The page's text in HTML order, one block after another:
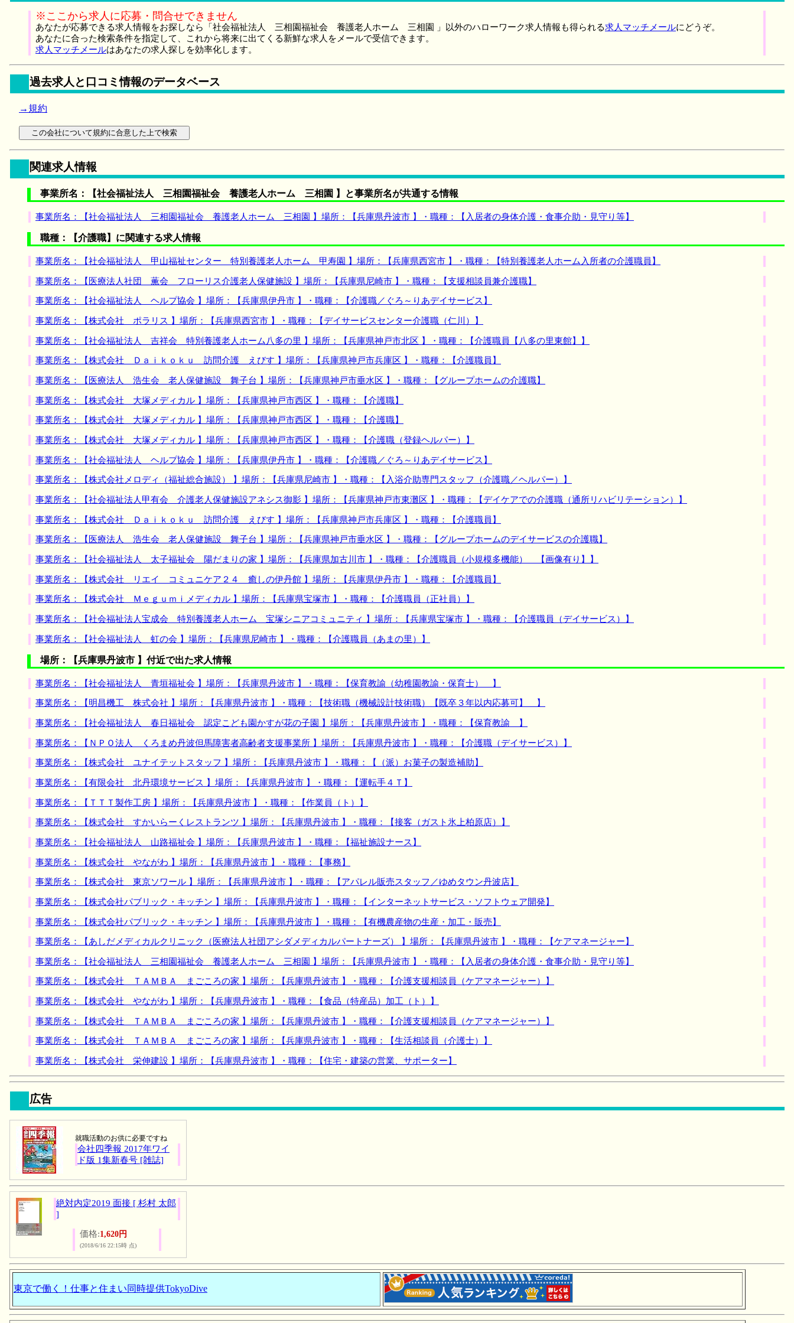
※ここから求人に応募・問合せできません
あなたが応募できる求人情報をお探しなら「社会福祉法人 三相園福祉会 養護老人ホーム 三相園 」以外のハローワーク求人情報も得られる求人マッチメールにどうぞ。
あなたに合った検索条件を指定して、これから将来に出てくる新鮮な求人をメールで受信できます。
求人マッチメールはあなたの求人探しを効率化します。
過去求人と口コミ情報のデータベース
→規約
関連求人情報
事業所名：【社会福祉法人 三相園福祉会 養護老人ホーム 三相園 】と事業所名が共通する情報
事業所名：【社会福祉法人 三相園福祉会 養護老人ホーム 三相園 】場所：【兵庫県丹波市 】・職種：【入居者の身体介護・食事介助・見守り等】
職種：【介護職】に関連する求人情報
事業所名：【社会福祉法人 甲山福祉センター 特別養護老人ホーム 甲寿園 】場所：【兵庫県西宮市 】・職種：【特別養護老人ホーム入所者の介護職員】
事業所名：【医療法人社団 薫会 フローリス介護老人保健施設 】場所：【兵庫県尼崎市 】・職種：【支援相談員兼介護職】
事業所名：【社会福祉法人 ヘルプ協会 】場所：【兵庫県伊丹市 】・職種：【介護職／ぐろ～りあデイサービス】
事業所名：【株式会社 ポラリス 】場所：【兵庫県西宮市 】・職種：【デイサービスセンター介護職（仁川）】
事業所名：【社会福祉法人 吉祥会 特別養護老人ホーム八多の里 】場所：【兵庫県神戸市北区 】・職種：【介護職員【八多の里東館】】
事業所名：【株式会社 Ｄａｉｋｏｋｕ 訪問介護 えびす 】場所：【兵庫県神戸市兵庫区 】・職種：【介護職員】
事業所名：【医療法人 浩生会 老人保健施設 舞子台 】場所：【兵庫県神戸市垂水区 】・職種：【グループホームの介護職】
事業所名：【株式会社 大塚メディカル 】場所：【兵庫県神戸市西区 】・職種：【介護職】
事業所名：【株式会社 大塚メディカル 】場所：【兵庫県神戸市西区 】・職種：【介護職】
事業所名：【株式会社 大塚メディカル 】場所：【兵庫県神戸市西区 】・職種：【介護職（登録ヘルパー）】
事業所名：【社会福祉法人 ヘルプ協会 】場所：【兵庫県伊丹市 】・職種：【介護職／ぐろ～りあデイサービス】
事業所名：【株式会社メロディ（福祉総合施設） 】場所：【兵庫県尼崎市 】・職種：【入浴介助専門スタッフ（介護職／ヘルパー）】
事業所名：【社会福祉法人甲有会 介護老人保健施設アネシス御影 】場所：【兵庫県神戸市東灘区 】・職種：【デイケアでの介護職（通所リハビリテーション）】
事業所名：【株式会社 Ｄａｉｋｏｋｕ 訪問介護 えびす 】場所：【兵庫県神戸市兵庫区 】・職種：【介護職員】
事業所名：【医療法人 浩生会 老人保健施設 舞子台 】場所：【兵庫県神戸市垂水区 】・職種：【グループホームのデイサービスの介護職】
事業所名：【社会福祉法人 太子福祉会 陽だまりの家 】場所：【兵庫県加古川市 】・職種：【介護職員（小規模多機能） 【画像有り】】
事業所名：【株式会社 リエイ コミュニケア２４ 癒しの伊丹館 】場所：【兵庫県伊丹市 】・職種：【介護職員】
事業所名：【株式会社 Ｍｅｇｕｍｉメディカル 】場所：【兵庫県宝塚市 】・職種：【介護職員（正社員）】
事業所名：【社会福祉法人宝成会 特別養護老人ホーム 宝塚シニアコミュニティ 】場所：【兵庫県宝塚市 】・職種：【介護職員（デイサービス）】
事業所名：【社会福祉法人 虹の会 】場所：【兵庫県尼崎市 】・職種：【介護職員（あまの里）】
場所：【兵庫県丹波市 】付近で出た求人情報
事業所名：【社会福祉法人 青垣福祉会 】場所：【兵庫県丹波市 】・職種：【保育教諭（幼稚園教諭・保育士） 】
事業所名：【明昌機工 株式会社 】場所：【兵庫県丹波市 】・職種：【技術職（機械設計技術職）【既卒３年以内応募可】 】
事業所名：【社会福祉法人 春日福祉会 認定こども園かすが花の子園 】場所：【兵庫県丹波市 】・職種：【保育教諭 】
事業所名：【ＮＰＯ法人 くろまめ丹波但馬障害者高齢者支援事業所 】場所：【兵庫県丹波市 】・職種：【介護職（デイサービス）】
事業所名：【株式会社 ユナイテットスタッフ 】場所：【兵庫県丹波市 】・職種：【（派）お菓子の製造補助】
事業所名：【有限会社 北丹環境サービス 】場所：【兵庫県丹波市 】・職種：【運転手４Ｔ】
事業所名：【ＴＴＴ製作工房 】場所：【兵庫県丹波市 】・職種：【作業員（ト）】
事業所名：【株式会社 すかいらーくレストランツ 】場所：【兵庫県丹波市 】・職種：【接客（ガスト氷上柏原店）】
事業所名：【社会福祉法人 山路福祉会 】場所：【兵庫県丹波市 】・職種：【福祉施設ナース】
事業所名：【株式会社 やながわ 】場所：【兵庫県丹波市 】・職種：【事務】
事業所名：【株式会社 東京ソワール 】場所：【兵庫県丹波市 】・職種：【アパレル販売スタッフ／ゆめタウン丹波店】
事業所名：【株式会社パブリック・キッチン 】場所：【兵庫県丹波市 】・職種：【インターネットサービス・ソフトウェア開発】
事業所名：【株式会社パブリック・キッチン 】場所：【兵庫県丹波市 】・職種：【有機農産物の生産・加工・販売】
事業所名：【あしだメディカルクリニック（医療法人社団アシダメディカルパートナーズ） 】場所：【兵庫県丹波市 】・職種：【ケアマネージャー】
事業所名：【社会福祉法人 三相園福祉会 養護老人ホーム 三相園 】場所：【兵庫県丹波市 】・職種：【入居者の身体介護・食事介助・見守り等】
事業所名：【株式会社 ＴＡＭＢＡ まごころの家 】場所：【兵庫県丹波市 】・職種：【介護支援相談員（ケアマネージャー）】
事業所名：【株式会社 やながわ 】場所：【兵庫県丹波市 】・職種：【食品（特産品）加工（ト）】
事業所名：【株式会社 ＴＡＭＢＡ まごころの家 】場所：【兵庫県丹波市 】・職種：【介護支援相談員（ケアマネージャー）】
事業所名：【株式会社 ＴＡＭＢＡ まごころの家 】場所：【兵庫県丹波市 】・職種：【生活相談員（介護士）】
事業所名：【株式会社 栄伸建設 】場所：【兵庫県丹波市 】・職種：【住宅・建築の営業、サポーター】
広告
就職活動のお供に必要ですね
会社四季報 2017年ワイ
ド版 1集新春号 [雑誌]
絶対内定2019 面接 [ 杉村 太郎
]
価格:1,620円
(2018/6/16 22:15時 点)
東京で働く！仕事と住まい同時提供TokyoDive